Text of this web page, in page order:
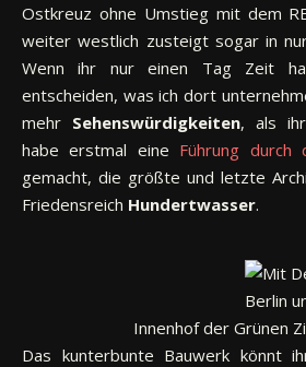
Ostkreuz ohne Umstieg mit dem
weiter westlich zusteigt sogar in
Wenn ihr nur einen Tag Zeit
entscheiden, was ich dort
mehr Sehenswürdigkeiten, als
habe erstmal eine Führung durch
gemacht, die größte und letzte
Friedensreich Hundertwasser.
Innenhof der Grünen
Das kunterbunte Bauwerk könnt